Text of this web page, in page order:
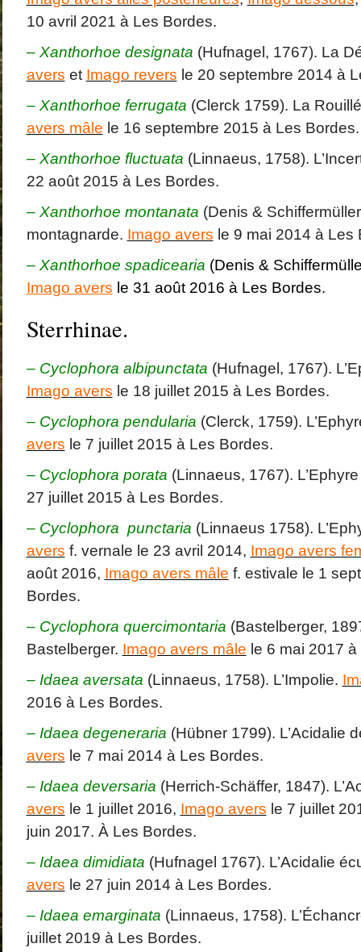
10 avril 2021 à Les Bordes.
– Xanthorhoe designata (Hufnagel, 1767). La
avers et Imago revers le 20 septembre 2014 à
– Xanthorhoe ferrugata (Clerck 1759). La
avers mâle le 16 septembre 2015 à Les Bordes.
– Xanthorhoe fluctuata (Linnaeus, 1758).
22 août 2015 à Les Bordes.
– Xanthorhoe montanata (Denis &
montagnarde. Imago avers le 9 mai 2014 à Les
– Xanthorhoe spadicearia (Denis &
Imago avers le 31 août 2016 à Les Bordes.
Sterrhinae.
– Cyclophora albipunctata (Hufnagel, 1767).
Imago avers le 18 juillet 2015 à Les Bordes.
– Cyclophora pendularia (Clerck, 1759).
avers le 7 juillet 2015 à Les Bordes.
– Cyclophora porata (Linnaeus, 1767).
27 juillet 2015 à Les Bordes.
– Cyclophora punctaria (Linnaeus 1758).
avers f. vernale le 23 avril 2014, Imago avers
août 2016, Imago avers mâle f. estivale le 1
Bordes.
– Cyclophora quercimontaria (Bastelberger,
Bastelberger. Imago avers mâle le 6 mai 2017
– Idaea aversata (Linnaeus, 1758). L’Impolie.
2016 à Les Bordes.
– Idaea degeneraria (Hübner 1799). L’Acidalie
avers le 7 mai 2014 à Les Bordes.
– Idaea deversaria (Herrich-Schäffer, 1847).
avers le 1 juillet 2016, Imago avers le 7 juillet
juin 2017. À Les Bordes.
– Idaea dimidiata (Hufnagel 1767). L’Acidalie
avers le 27 juin 2014 à Les Bordes.
– Idaea emarginata (Linnaeus, 1758).
juillet 2019 à Les Bordes.